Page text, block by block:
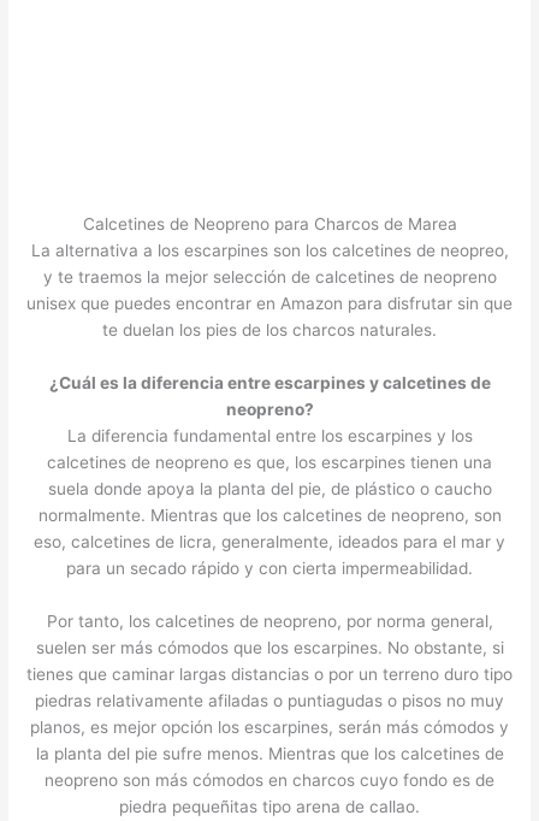
Calcetines de Neopreno para Charcos de Marea
La alternativa a los escarpines son los calcetines de neopreo,
y te traemos la mejor selección de calcetines de neopreno
unisex que puedes encontrar en Amazon para disfrutar sin que
te duelan los pies de los charcos naturales.
¿Cuál es la diferencia entre escarpines y calcetines de
neopreno?
La diferencia fundamental entre los escarpines y los
calcetines de neopreno es que, los escarpines tienen una
suela donde apoya la planta del pie, de plástico o caucho
normalmente. Mientras que los calcetines de neopreno, son
eso, calcetines de licra, generalmente, ideados para el mar y
para un secado rápido y con cierta impermeabilidad.
Por tanto, los calcetines de neopreno, por norma general,
suelen ser más cómodos que los escarpines. No obstante, si
tienes que caminar largas distancias o por un terreno duro tipo
piedras relativamente afiladas o puntiagudas o pisos no muy
planos, es mejor opción los escarpines, serán más cómodos y
la planta del pie sufre menos. Mientras que los calcetines de
neopreno son más cómodos en charcos cuyo fondo es de
piedra pequeñitas tipo arena de callao.